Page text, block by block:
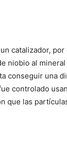
catalizador, por
niobio al mineral
conseguir una
controlado
que las